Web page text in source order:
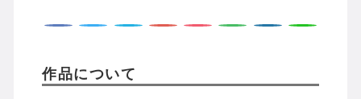
作品について